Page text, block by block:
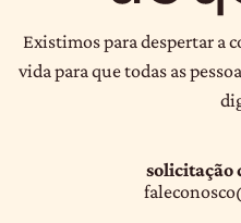
Existimos para despertar a
vida para que todas as
solicitação